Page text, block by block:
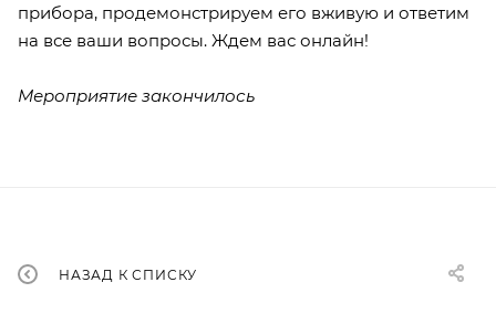
прибора, продемонстрируем его вживую и ответим
на все ваши вопросы. Ждем вас онлайн!
Мероприятие закончилось
НАЗАД К СПИСКУ